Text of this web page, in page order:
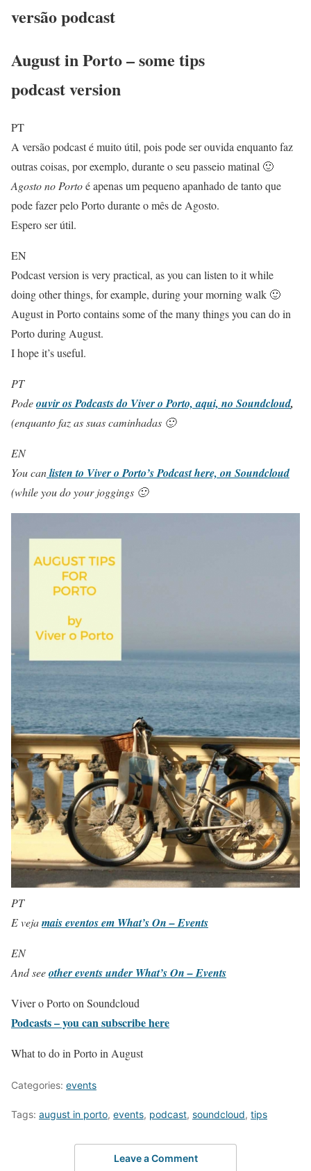
versão podcast
August in Porto – some tips
podcast version
PT
A versão podcast é muito útil, pois pode ser ouvida enquanto faz
outras coisas, por exemplo, durante o seu passeio matinal 🙂
Agosto no Portoé apenas um pequeno apanhado de tanto que
pode fazer pelo Porto durante o mês de Agosto.
Espero ser útil.
EN
Podcast version is very practical, as you can listen to it while
doing other things, for example, during your morning walk 🙂
August in Porto contains some of the many things you can do in
Porto during August.
I hope it’s useful.
PT
Podeouvir os Podcasts do Viver o Porto, aqui, no Soundcloud,
(enquanto faz as suas caminhadas 🙂
EN
You canlisten to Viver o Porto’s Podcast here, on Soundcloud
(while you do your joggings 🙂
PT
E vejamais eventos em What’s On – Events
EN
And seeother events under What’s On – Events
Viver o Porto on Soundcloud
Podcasts – you can subscribe here
What to do in Porto in August
Categories: events
Tags: august in porto, events, podcast, soundcloud, tips
Leave a Comment